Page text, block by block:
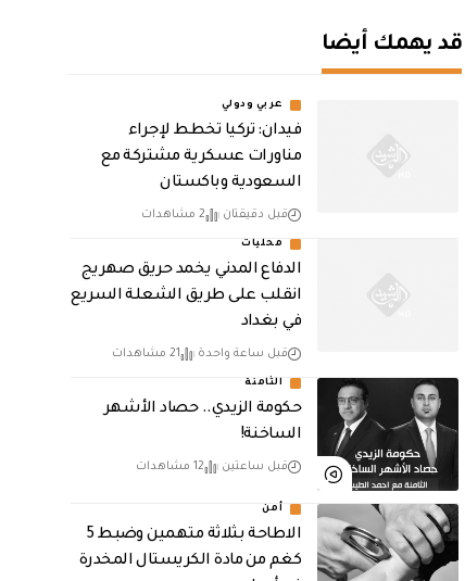
قد يهمك أيضا
عربي ودولي
فيدان: تركيا تخطط لإجراء
مناورات عسكرية مشتركة مع
السعودية وباكستان
قبل دقيقتان 2 مشاهدات
محليات
الدفاع المدني يخمد حريق صهريج
انقلب على طريق الشعلة السريع
في بغداد
قبل ساعة واحدة 21 مشاهدات
الثامنة
حكومة الزيدي.. حصاد الأشهر
الساخنة!
قبل ساعتين 12 مشاهدات
أمن
الاطاحة بثلاثة متهمين وضبط 5
كغم من مادة الكريستال المخدرة ​